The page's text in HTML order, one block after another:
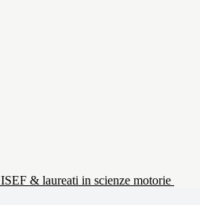
& laureati in scienze motorie